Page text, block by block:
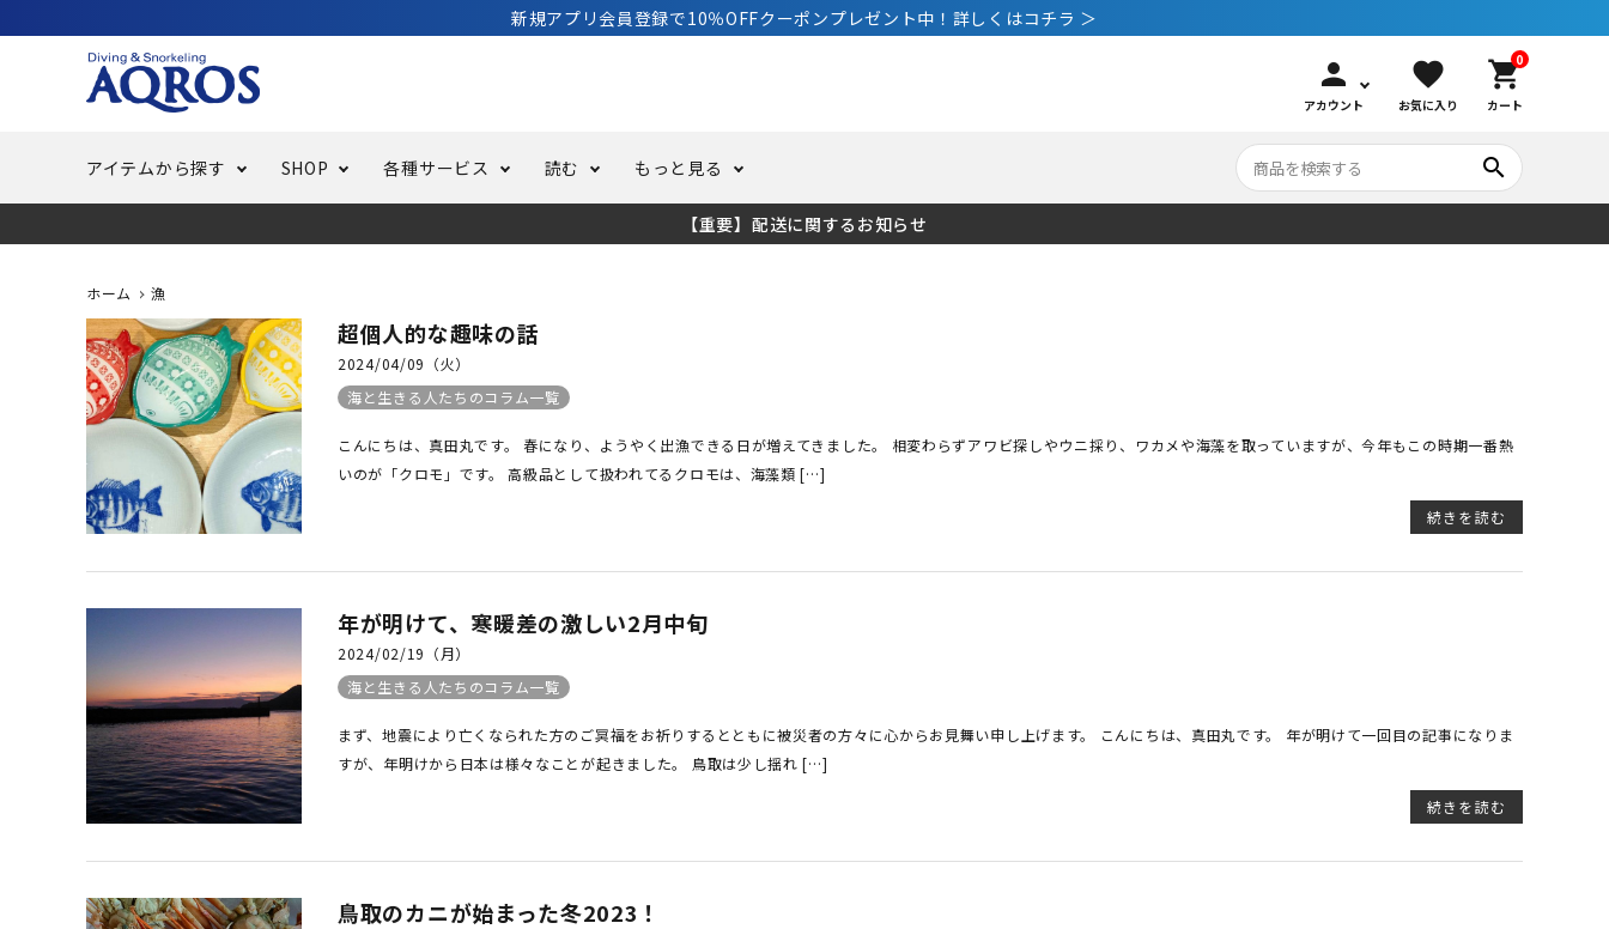
新規アプリ会員登録で10％OFFクーポンプレゼント中！詳しくはコチラ ＞
person
アカウント
favorite
お気に入り
0
shopping_cart
カート
アイテムから探す
フリースタイルダイビング スキューバダイビング
バッグ・ケース ウエイト・ウエイトベルト
スピア・銛（モリ） スイミング
SHOP 各種サービス 読む
でしか ちょい足しカスタム
もっと見る
LINE ID連携でお買い物が便利に メルマガ登録
求人
search
【重要】配送に関するお知らせ
ホーム 漁
超個人的な趣味の話
2024/04/09（火）
海と生きる人たちのコラム一覧
こんにちは、真田丸です。 春になり、ようやく出漁できる日が増えてきました。 相変わらずアワビ探しやウニ採り、ワカメや海藻を取っていますが、今年もこの時期一番熱
いのが「クロモ」です。 高級品として扱われてるクロモは、海藻類 […]
続きを読む
年が明けて、寒暖差の激しい2月中旬
2024/02/19（月）
海と生きる人たちのコラム一覧
まず、地震により亡くなられた方のご冥福をお祈りするとともに被災者の方々に心からお見舞い申し上げます。 こんにちは、真田丸です。 年が明けて一回目の記事になりま
すが、年明けから日本は様々なことが起きました。 鳥取は少し揺れ […]
続きを読む
鳥取のカニが始まった冬2023！